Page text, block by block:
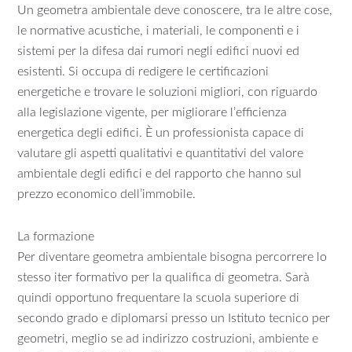
Un geometra ambientale deve conoscere, tra le altre cose,
le normative acustiche, i materiali, le componenti e i
sistemi per la difesa dai rumori negli edifici nuovi ed
esistenti. Si occupa di redigere le certificazioni
energetiche e trovare le soluzioni migliori, con riguardo
alla legislazione vigente, per migliorare l’efficienza
energetica degli edifici. È un professionista capace di
valutare gli aspetti qualitativi e quantitativi del valore
ambientale degli edifici e del rapporto che hanno sul
prezzo economico dell’immobile.
La formazione
Per diventare geometra ambientale bisogna percorrere lo
stesso iter formativo per la qualifica di geometra. Sarà
quindi opportuno frequentare la scuola superiore di
secondo grado e diplomarsi presso un Istituto tecnico per
geometri, meglio se ad indirizzo costruzioni, ambiente e